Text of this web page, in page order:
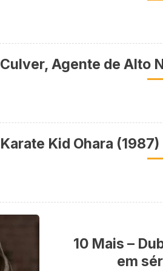
Culver, Agente de Alto
Karate Kid Ohara (1987)
10 Mais –
em